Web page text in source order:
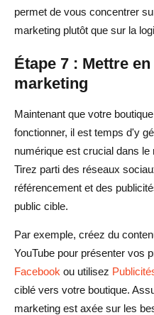
permet de vous concentrer
marketing plutôt que sur la
Étape 7 : Mettre
marketing
Maintenant que votre
fonctionner, il est temps d'y
numérique est crucial dans
Tirez parti des réseaux
référencement et des
public cible.
Par exemple, créez du
YouTube pour présenter vos
Facebook ou utilisez
ciblé vers votre boutique.
marketing est axée sur les